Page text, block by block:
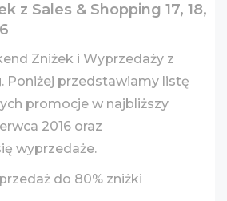
z Sales & Shopping 17, 18,
Zniżek i Wyprzedaży z
Poniżej przedstawiamy listę
promocje w najbliższy
2016 oraz
wyprzedaże.
do 80% zniżki